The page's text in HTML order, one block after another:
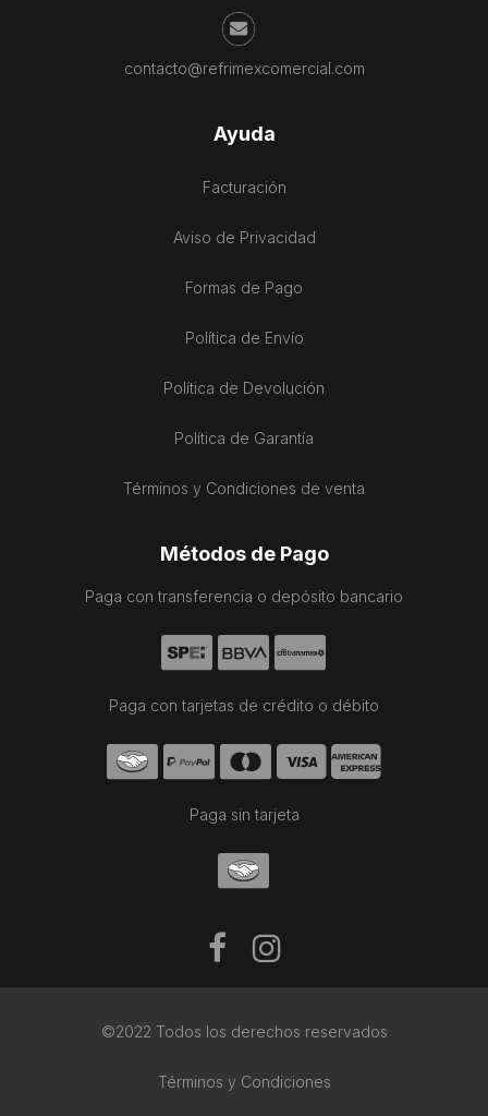
contacto@refrimexcomercial.com
Ayuda
Facturación
Aviso de Privacidad
Formas de Pago
Política de Envío
Política de Devolución
Política de Garantía
Términos y Condiciones de venta
Métodos de Pago
Paga con transferencia o depósito bancario
Paga con tarjetas de crédito o débito
Paga sin tarjeta
©2022 Todos los derechos reservados
Términos y Condiciones